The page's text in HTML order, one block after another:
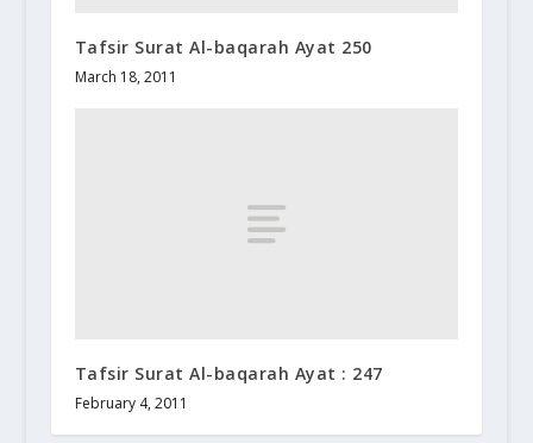
Tafsir Surat Al-baqarah Ayat 250
March 18, 2011
Tafsir Surat Al-baqarah Ayat : 247
February 4, 2011